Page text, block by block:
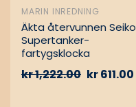
MARIN INREDNING
Äkta återvunnen Seiko
Supertanker-
fartygsklocka
kr1,222.00 kr611.00